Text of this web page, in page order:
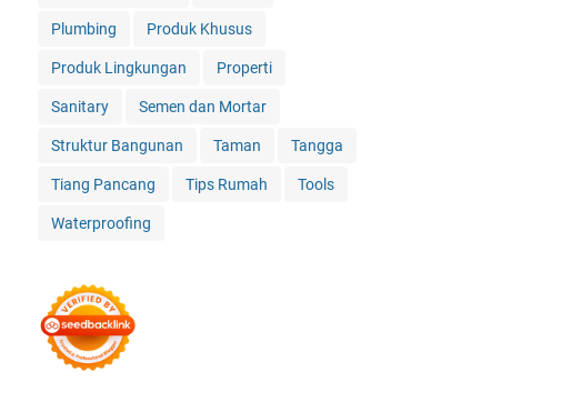
Plumbing Produk Khusus
Produk Lingkungan Properti
Sanitary Semen dan Mortar
Struktur Bangunan Taman Tangga
Tiang Pancang Tips Rumah Tools
Waterproofing